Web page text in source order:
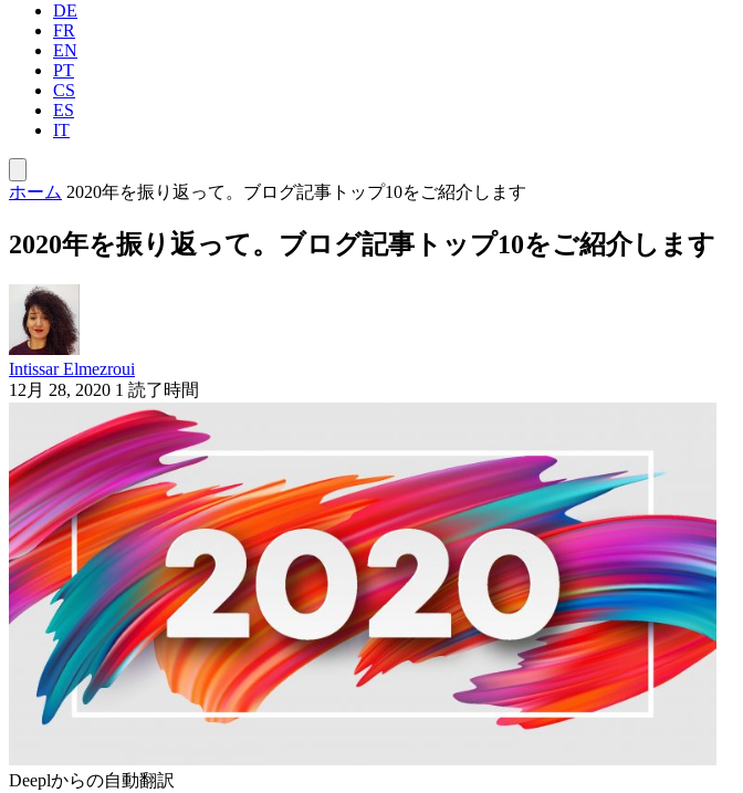
DE
FR
EN
PT
CS
ES
IT
ホーム 2020年を振り返って。ブログ記事トップ10をご紹介します
2020年を振り返って。ブログ記事トップ10をご紹介します
Intissar Elmezroui
12月 28, 2020 1 読了時間
Deeplからの自動翻訳